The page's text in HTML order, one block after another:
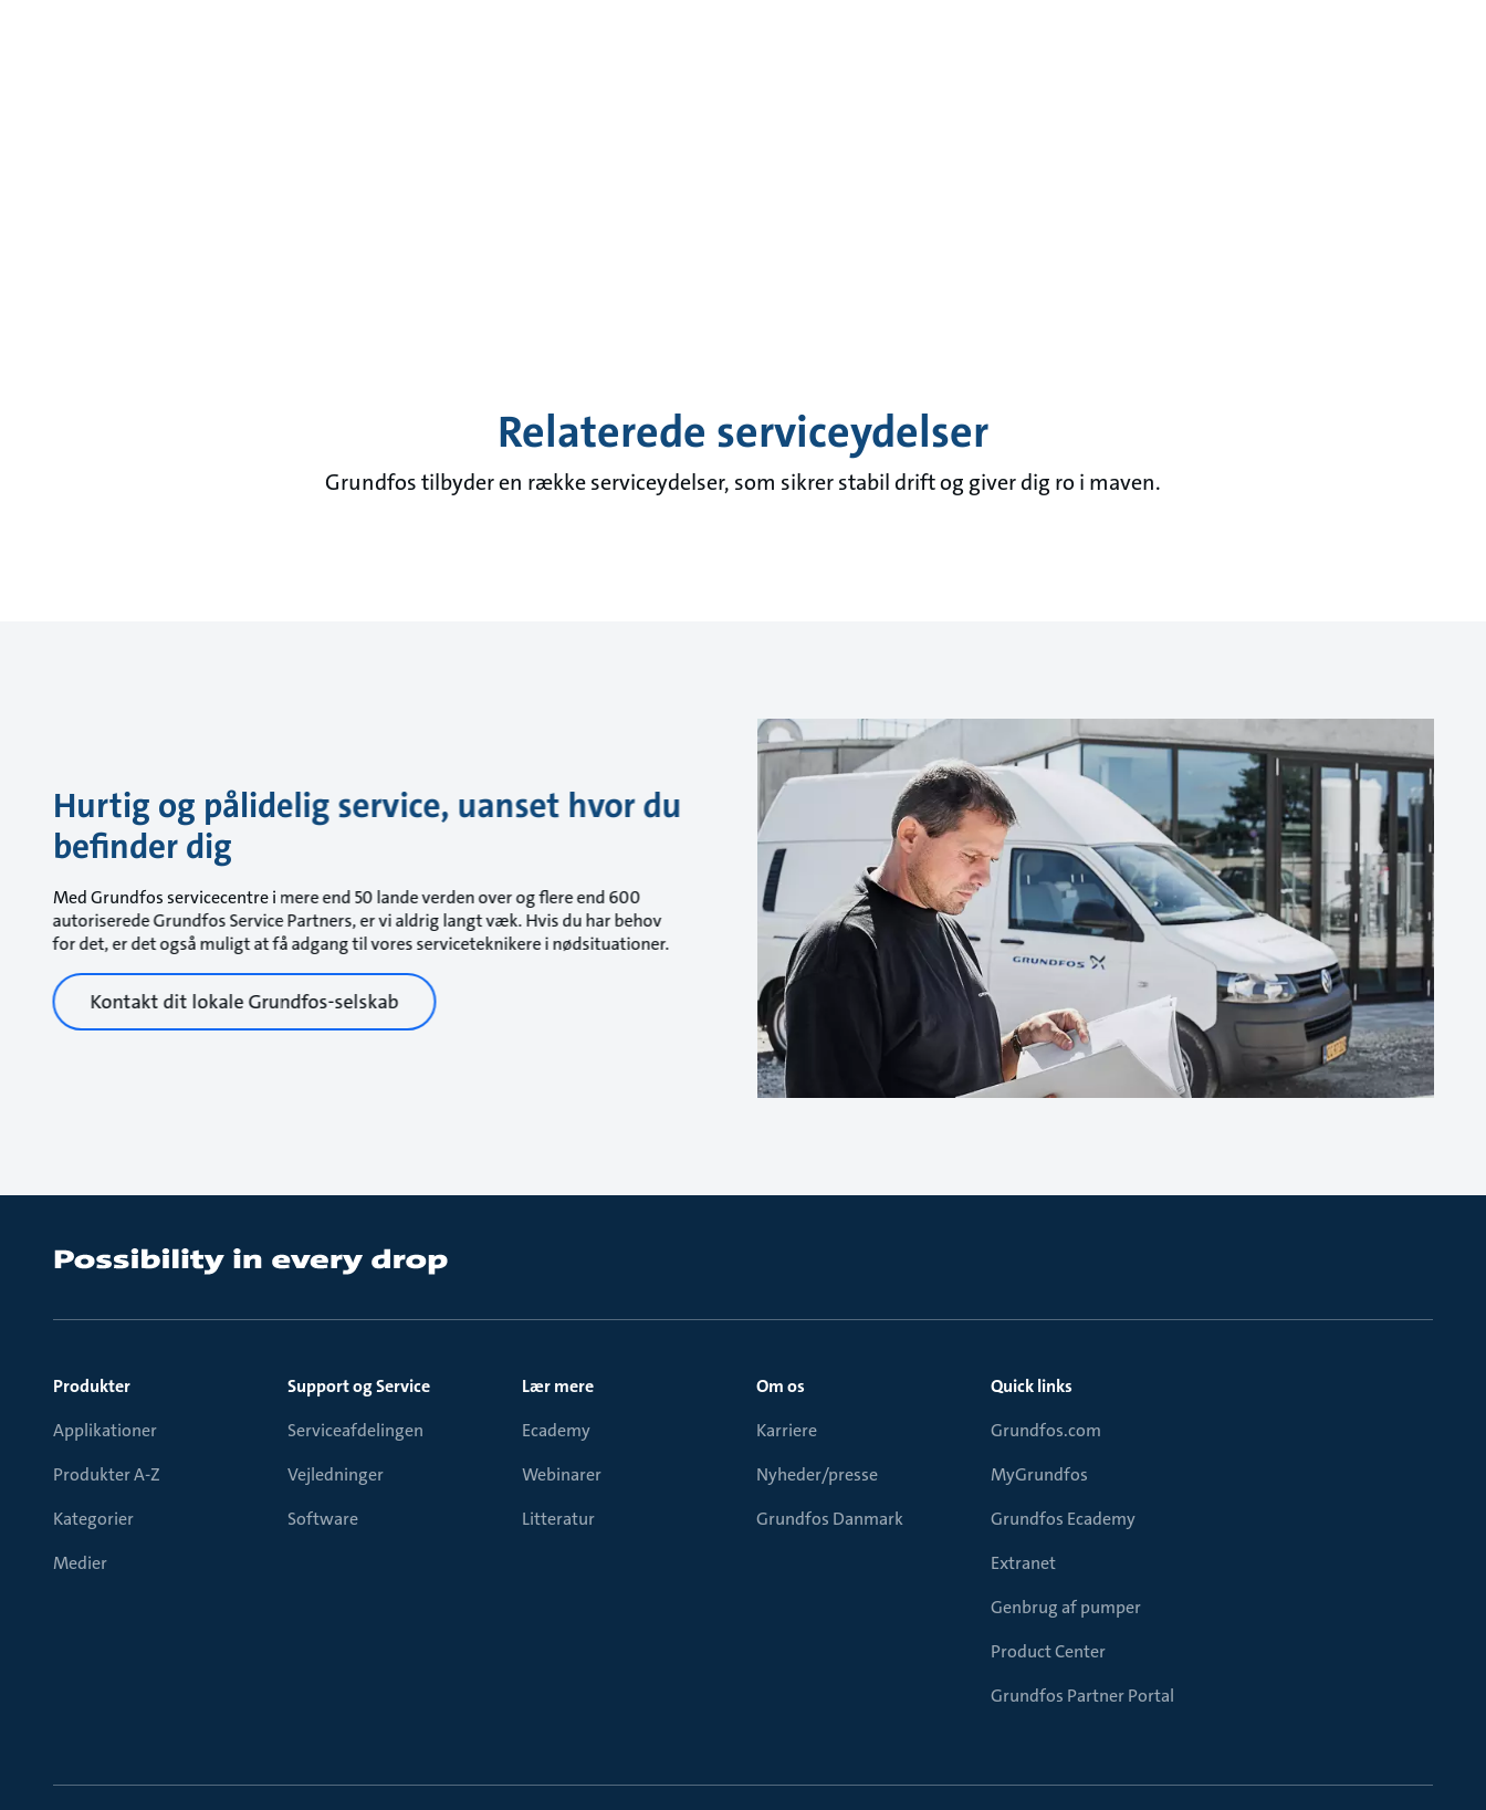
Relaterede serviceydelser
Grundfos tilbyder en række serviceydelser, som sikrer stabil drift og giver dig ro i maven.
Hurtig og pålidelig service, uanset hvor du
befinder dig
Med Grundfos servicecentre i mere end 50 lande verden over og flere end 600
autoriserede Grundfos Service Partners, er vi aldrig langt væk. Hvis du har behov
for det, er det også muligt at få adgang til vores serviceteknikere i nødsituationer.
Kontakt dit lokale Grundfos-selskab
Produkter
Applikationer
Produkter A-Z
Kategorier
Medier
Support og Service
Serviceafdelingen
Vejledninger
Software
Lær mere
Ecademy
Webinarer
Litteratur
Om os
Karriere
Nyheder/presse
Grundfos Danmark
Quick links
Grundfos.com
MyGrundfos
Grundfos Ecademy
Extranet
Genbrug af pumper
Product Center
Grundfos Partner Portal